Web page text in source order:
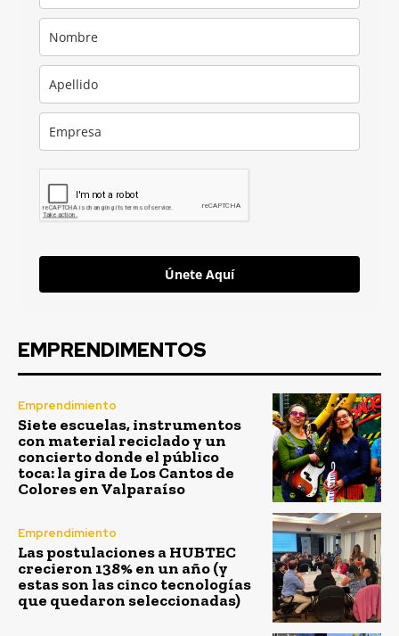
Únete Aquí
EMPRENDIMENTOS
Emprendimiento
Siete escuelas, instrumentos
con material reciclado y un
concierto donde el público
toca: la gira de Los Cantos de
Colores en Valparaíso
Emprendimiento
Las postulaciones a HUBTEC
crecieron 138% en un año (y
estas son las cinco tecnologías
que quedaron seleccionadas)